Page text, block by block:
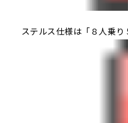
ステルス仕様は「８人乗り